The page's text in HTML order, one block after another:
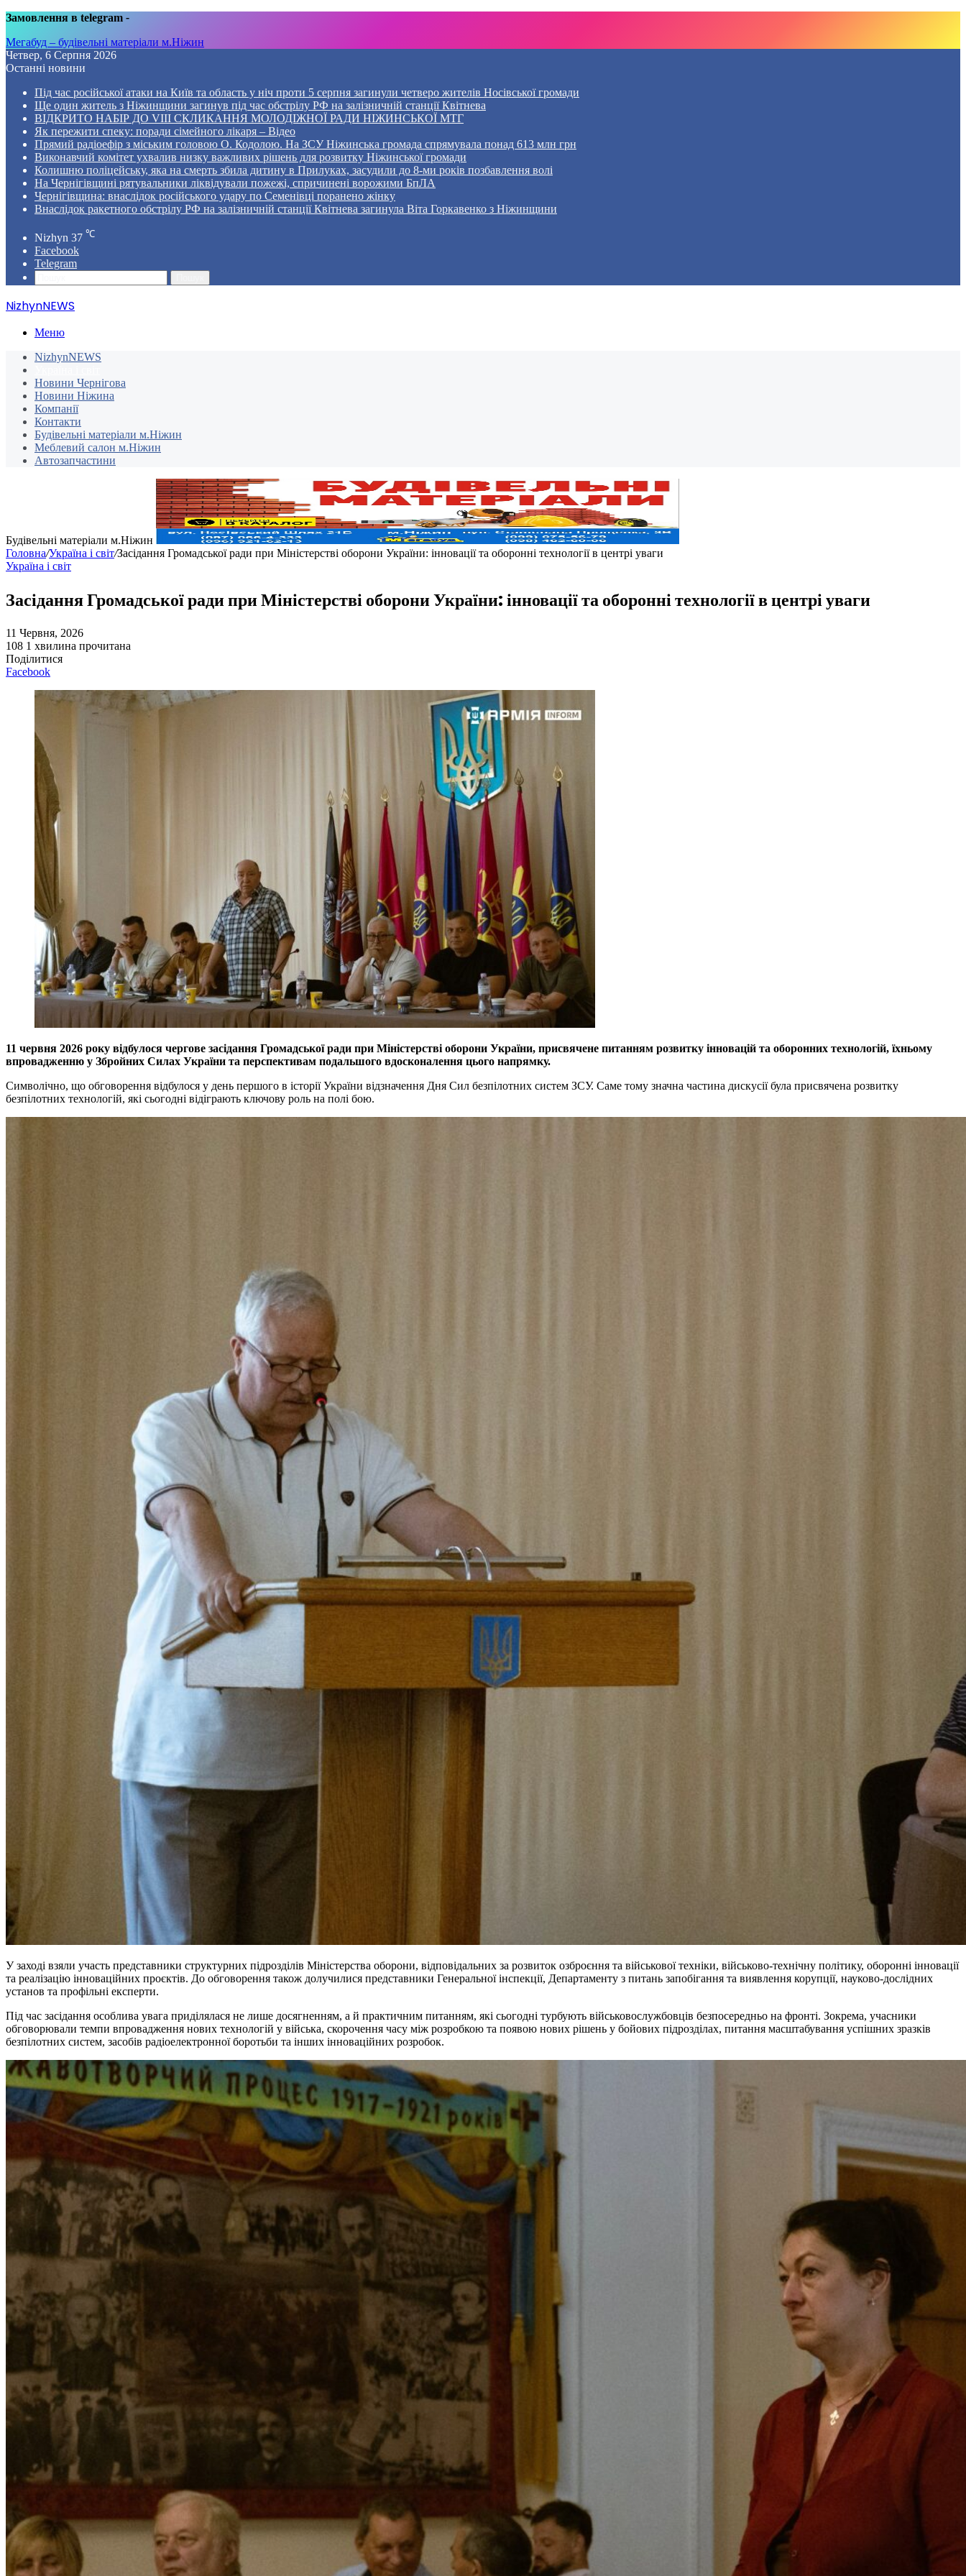
Замовлення в telegram -
Мегабуд – будівельні матеріали м.Ніжин
Четвер, 6 Серпня 2026
Останні новини
Під час російської атаки на Київ та область у ніч проти 5 серпня загинули четверо жителів Носівської громади
Ще один житель з Ніжинщини загинув під час обстрілу РФ на залізничній станції Квітнева
ВІДКРИТО НАБІР ДО VIII СКЛИКАННЯ МОЛОДІЖНОЇ РАДИ НІЖИНСЬКОЇ МТГ
Як пережити спеку: поради сімейного лікаря – Відео
Прямий радіоефір з міським головою О. Кодолою. На ЗСУ Ніжинська громада спрямувала понад 613 млн грн
Виконавчий комітет ухвалив низку важливих рішень для розвитку Ніжинської громади
Колишню поліцейську, яка на смерть збила дитину в Прилуках, засудили до 8-ми років позбавлення волі
На Чернігівщині рятувальники ліквідували пожежі, спричинені ворожими БпЛА
Чернігівщина: внаслідок російського удару по Семенівці поранено жінку
Внаслідок ракетного обстрілу РФ на залізничній станції Квітнева загинула Віта Горкавенко з Ніжинщини
Nizhyn 37 ℃
Facebook
Telegram
NizhynNEWS
Меню
NizhynNEWS
Новини Чернігова
Новини Ніжина
Компанії
Контакти
Будівельні матеріали м.Ніжин
Меблевий салон м.Ніжин
Автозапчастини
Будівельні матеріали м.Ніжин
Головна/Україна і світ/Засідання Громадської ради при Міністерстві оборони України: інновації та оборонні технології в центрі уваги
Україна і світ
Засідання Громадської ради при Міністерстві оборони України: інновації та оборонні технології в центрі уваги
11 Червня, 2026
108 1 хвилина прочитана
Поділитися
Facebook
11 червня 2026 року відбулося чергове засідання Громадської ради при Міністерстві оборони України, присвячене питанням розвитку інновацій та оборонних технологій, їхньому
впровадженню у Збройних Силах України та перспективам подальшого вдосконалення цього напрямку.
Символічно, що обговорення відбулося у день першого в історії України відзначення Дня Сил безпілотних систем ЗСУ. Саме тому значна частина дискусії була присвячена розвитку
безпілотних технологій, які сьогодні відіграють ключову роль на полі бою.
У заході взяли участь представники структурних підрозділів Міністерства оборони, відповідальних за розвиток озброєння та військової техніки, військово-технічну політику, оборонні інновації
та реалізацію інноваційних проєктів. До обговорення також долучилися представники Генеральної інспекції, Департаменту з питань запобігання та виявлення корупції, науково-дослідних
установ та профільні експерти.
Під час засідання особлива увага приділялася не лише досягненням, а й практичним питанням, які сьогодні турбують військовослужбовців безпосередньо на фронті. Зокрема, учасники
обговорювали темпи впровадження нових технологій у війська, скорочення часу між розробкою та появою нових рішень у бойових підрозділах, питання масштабування успішних зразків
безпілотних систем, засобів радіоелектронної боротьби та інших інноваційних розробок.